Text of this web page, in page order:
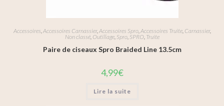
Accessoires Accessoires Carnassier, Accessoires Spro, Accessoires Truite, Carnassier,
Non classé, Outillage, Spro, SPRO, Truite
Paire de ciseaux Spro Braided Line 13.5cm
4,99€
Lire la suite